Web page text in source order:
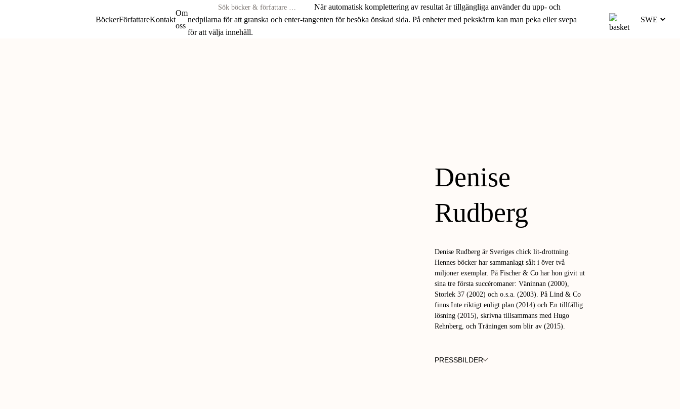
BöckerFörfattareKontakt
Om
oss
böcker
&
När automatisk komplettering av resultat är tillgängliga använder du upp- och
nedpilarna för att granska och enter-tangenten för besöka önskad sida. På enheter med pekskärm kan man peka eller svepa
för att välja innehåll.
Denise
Rudberg
Denise Rudberg är Sveriges chick lit-drottning.
Hennes böcker har sammanlagt sålt i över två
miljoner exemplar. På Fischer & Co har hon givit ut
sina tre första succéromaner: Väninnan (2000),
Storlek 37 (2002) och o.s.a. (2003). På Lind & Co
finns Inte riktigt enligt plan (2014) och En tillfällig
lösning (2015), skrivna tillsammans med Hugo
Rehnberg, och Träningen som blir av (2015).
PRESSBILDER